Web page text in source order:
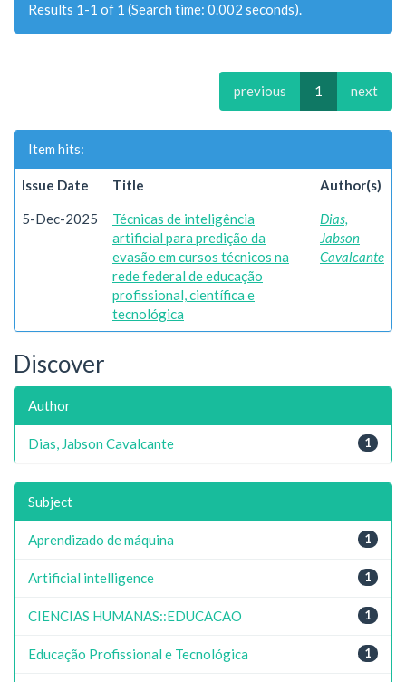
Results 1-1 of 1 (Search time: 0.002 seconds).
previous 1 next
Item hits:
Issue Date Title Author(s)
5-Dec-2025
Técnicas de inteligência
artificial para predição da
evasão em cursos técnicos na
rede federal de educação
profissional, científica e
tecnológica
Dias,
Jabson
Cavalcante
Discover
Author
1
Dias, Jabson Cavalcante
Subject
1
Aprendizado de máquina
1
Artificial intelligence
1
CIENCIAS HUMANAS::EDUCACAO
1
Educação Profissional e Tecnológica